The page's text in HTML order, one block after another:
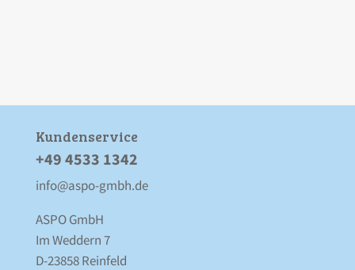
Kunden­service
+49 4533 1342
info@aspo-gmbh.de
ASPO GmbH
Im Weddern 7
D-23858 Reinfeld